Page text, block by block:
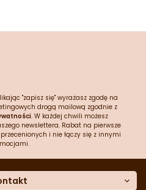
"zapisz się" wyrażasz zgodę na
drogą mailową zgodnie z
. W każdej chwili możesz
newslettera. Rabat na pierwsze
i nie łączy się z innymi